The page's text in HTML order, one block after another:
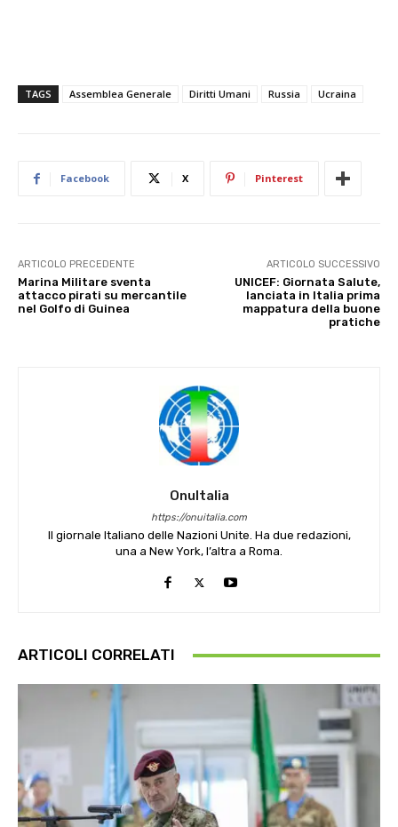
TAGS Assemblea Generale Diritti Umani Russia Ucraina
Facebook X Pinterest
ARTICOLO PRECEDENTE
Marina Militare sventa
attacco pirati su mercantile
nel Golfo di Guinea
ARTICOLO SUCCESSIVO
UNICEF: Giornata Salute,
lanciata in Italia prima
mappatura della buone
pratiche
OnuItalia
https://onuitalia.com
Il giornale Italiano delle Nazioni Unite. Ha due redazioni,
una a New York, l’altra a Roma.
ARTICOLI CORRELATI